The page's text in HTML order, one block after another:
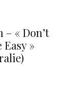
– « Don’t
Easy »